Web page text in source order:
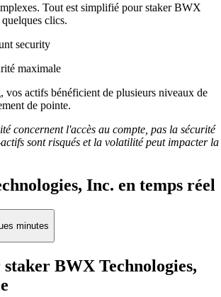
Tout est simplifié pour staker BWX
clics.
maximale
vos actifs bénéficient de plusieurs niveaux de
de pointe.
concernent l'accès au compte, pas la sécurité
sont risqués et la volatilité peut impacter la
Inc. en temps réel
minutes
staker BWX Technologies,